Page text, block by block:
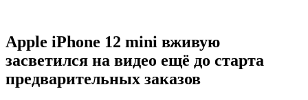
Apple iPhone 12 mini вживую
засветился на видео ещё до старта
предварительных заказов